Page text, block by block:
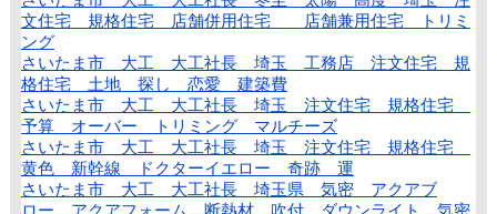
文住宅 規格住宅 店舗併用住宅 店舗兼用住宅 トリミ
ング
さいたま市 大工 大工社長 埼玉 工務店 注文住宅 規
格住宅 土地 探し 恋愛 建築費
さいたま市 大工 大工社長 埼玉 注文住宅 規格住宅
予算 オーバー トリミング マルチーズ
さいたま市 大工 大工社長 埼玉 注文住宅 規格住宅
黄色 新幹線 ドクターイエロー 奇跡 運
さいたま市 大工 大工社長 埼玉県 気密 アクアブ